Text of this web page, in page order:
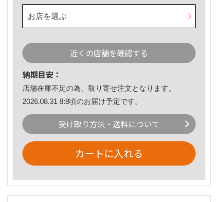
お店を選ぶ
近くの店舗を確認する
納期目安：
店舗在庫不足の為、取り寄せ注文となります。
2026.08.31 8:8頃のお届け予定です。
受け取り方法・送料について
カートに入れる